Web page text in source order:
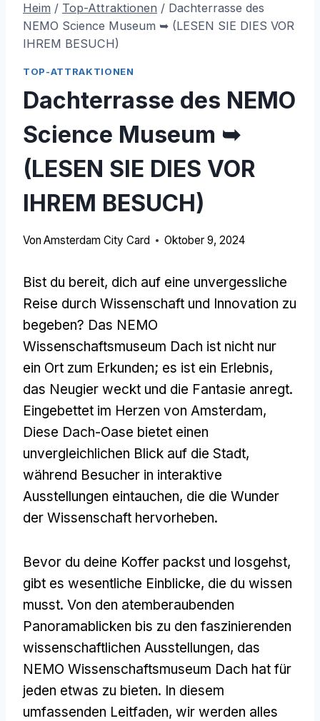
Heim / Top-Attraktionen / Dachterrasse des
NEMO Science Museum ➥ (LESEN SIE DIES VOR
IHREM BESUCH)
TOP-ATTRAKTIONEN
Dachterrasse des NEMO
Science Museum ➥
(LESEN SIE DIES VOR
IHREM BESUCH)
Von Amsterdam City Card Oktober 9, 2024
Bist du bereit, dich auf eine unvergessliche
Reise durch Wissenschaft und Innovation zu
begeben? Das NEMO
Wissenschaftsmuseum Dach ist nicht nur
ein Ort zum Erkunden; es ist ein Erlebnis,
das Neugier weckt und die Fantasie anregt.
Eingebettet im Herzen von Amsterdam,
Diese Dach-Oase bietet einen
unvergleichlichen Blick auf die Stadt,
während Besucher in interaktive
Ausstellungen eintauchen, die die Wunder
der Wissenschaft hervorheben.
Bevor du deine Koffer packst und losgehst,
gibt es wesentliche Einblicke, die du wissen
musst. Von den atemberaubenden
Panoramablicken bis zu den faszinierenden
wissenschaftlichen Ausstellungen, das
NEMO Wissenschaftsmuseum Dach hat für
jeden etwas zu bieten. In diesem
umfassenden Leitfaden, wir werden alles